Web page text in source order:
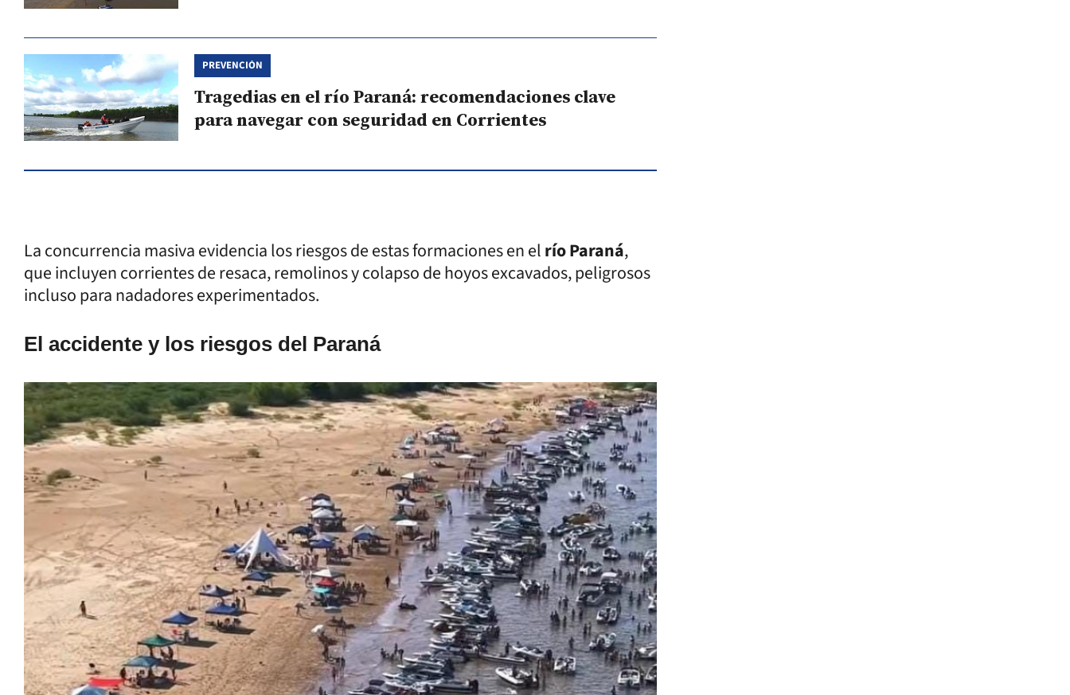
PREVENCIÓN
Tragedias en el río Paraná: recomendaciones clave
para navegar con seguridad en Corrientes
La concurrencia masiva evidencia los riesgos de estas formaciones en elrío Paraná,
que incluyen corrientes de resaca, remolinos y colapso de hoyos excavados, peligrosos
incluso para nadadores experimentados.
El accidente y los riesgos del Paraná